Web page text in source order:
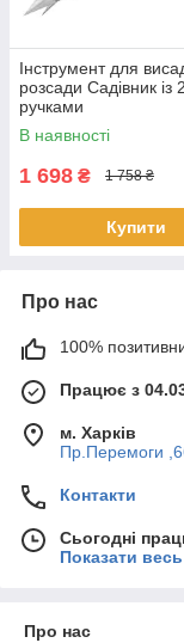
Інструмент для
розсади Садівник із 2
ручками
В наявності
1 698 ₴ 1 758 ₴
Купити
Про нас
100%
Працює з
м. Харків
Пр.Перемоги
Контакти
Сьогодні
Показати
Про нас